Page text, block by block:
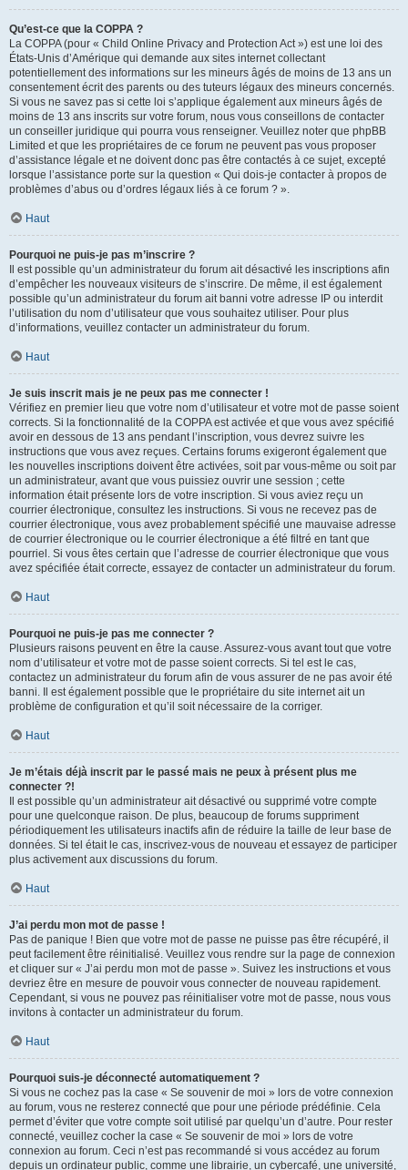
Qu’est-ce que la COPPA ?
La COPPA (pour « Child Online Privacy and Protection Act ») est une loi des
États-Unis d’Amérique qui demande aux sites internet collectant
potentiellement des informations sur les mineurs âgés de moins de 13 ans un
consentement écrit des parents ou des tuteurs légaux des mineurs concernés.
Si vous ne savez pas si cette loi s’applique également aux mineurs âgés de
moins de 13 ans inscrits sur votre forum, nous vous conseillons de contacter
un conseiller juridique qui pourra vous renseigner. Veuillez noter que phpBB
Limited et que les propriétaires de ce forum ne peuvent pas vous proposer
d’assistance légale et ne doivent donc pas être contactés à ce sujet, excepté
lorsque l’assistance porte sur la question « Qui dois-je contacter à propos de
problèmes d’abus ou d’ordres légaux liés à ce forum ? ».
Haut
Pourquoi ne puis-je pas m’inscrire ?
Il est possible qu’un administrateur du forum ait désactivé les inscriptions afin
d’empêcher les nouveaux visiteurs de s’inscrire. De même, il est également
possible qu’un administrateur du forum ait banni votre adresse IP ou interdit
l’utilisation du nom d’utilisateur que vous souhaitez utiliser. Pour plus
d’informations, veuillez contacter un administrateur du forum.
Haut
Je suis inscrit mais je ne peux pas me connecter !
Vérifiez en premier lieu que votre nom d’utilisateur et votre mot de passe soient
corrects. Si la fonctionnalité de la COPPA est activée et que vous avez spécifié
avoir en dessous de 13 ans pendant l’inscription, vous devrez suivre les
instructions que vous avez reçues. Certains forums exigeront également que
les nouvelles inscriptions doivent être activées, soit par vous-même ou soit par
un administrateur, avant que vous puissiez ouvrir une session ; cette
information était présente lors de votre inscription. Si vous aviez reçu un
courrier électronique, consultez les instructions. Si vous ne recevez pas de
courrier électronique, vous avez probablement spécifié une mauvaise adresse
de courrier électronique ou le courrier électronique a été filtré en tant que
pourriel. Si vous êtes certain que l’adresse de courrier électronique que vous
avez spécifiée était correcte, essayez de contacter un administrateur du forum.
Haut
Pourquoi ne puis-je pas me connecter ?
Plusieurs raisons peuvent en être la cause. Assurez-vous avant tout que votre
nom d’utilisateur et votre mot de passe soient corrects. Si tel est le cas,
contactez un administrateur du forum afin de vous assurer de ne pas avoir été
banni. Il est également possible que le propriétaire du site internet ait un
problème de configuration et qu’il soit nécessaire de la corriger.
Haut
Je m’étais déjà inscrit par le passé mais ne peux à présent plus me
connecter ?!
Il est possible qu’un administrateur ait désactivé ou supprimé votre compte
pour une quelconque raison. De plus, beaucoup de forums suppriment
périodiquement les utilisateurs inactifs afin de réduire la taille de leur base de
données. Si tel était le cas, inscrivez-vous de nouveau et essayez de participer
plus activement aux discussions du forum.
Haut
J’ai perdu mon mot de passe !
Pas de panique ! Bien que votre mot de passe ne puisse pas être récupéré, il
peut facilement être réinitialisé. Veuillez vous rendre sur la page de connexion
et cliquer sur « J’ai perdu mon mot de passe ». Suivez les instructions et vous
devriez être en mesure de pouvoir vous connecter de nouveau rapidement.
Cependant, si vous ne pouvez pas réinitialiser votre mot de passe, nous vous
invitons à contacter un administrateur du forum.
Haut
Pourquoi suis-je déconnecté automatiquement ?
Si vous ne cochez pas la case « Se souvenir de moi » lors de votre connexion
au forum, vous ne resterez connecté que pour une période prédéfinie. Cela
permet d’éviter que votre compte soit utilisé par quelqu’un d’autre. Pour rester
connecté, veuillez cocher la case « Se souvenir de moi » lors de votre
connexion au forum. Ceci n’est pas recommandé si vous accédez au forum
depuis un ordinateur public, comme une librairie, un cybercafé, une université,